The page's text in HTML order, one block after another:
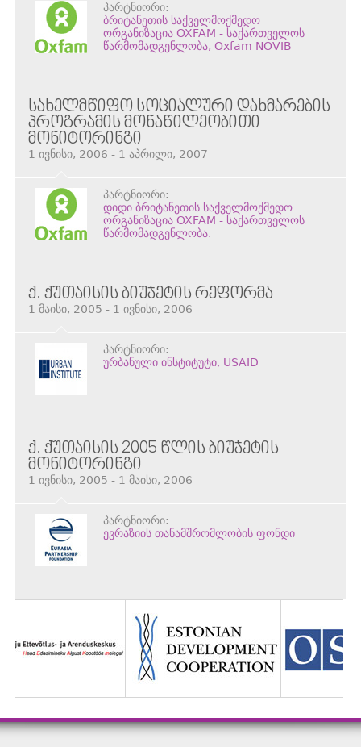
პარტნიორი:
ბრიტანეთის საქველმოქმედო
ორგანიზაცია OXFAM - საქართველოს
წარმომადგენლობა, Oxfam NOVIB
ᲡᲐᲮᲔᲚᲛᲬᲘᲤᲝ ᲡᲝᲪᲘᲐᲚᲣᲠᲘ ᲓᲐᲮᲛᲐᲠᲔᲑᲘᲡ
ᲞᲠᲝᲒᲠᲐᲛᲘᲡ ᲛᲝᲜᲐᲬᲘᲚᲔᲝᲑᲘᲗᲘ
ᲛᲝᲜᲘᲢᲝᲠᲘᲜᲒᲘ
1 ივნისი, 2006 - 1 აპრილი, 2007
პარტნიორი:
დიდი ბრიტანეთის საქველმოქმედო
ორგანიზაცია OXFAM - საქართველოს
წარმომადგენლობა.
Ქ. ᲥᲣᲗᲐᲘᲡᲘᲡ ᲑᲘᲣᲯᲔᲢᲘᲡ ᲠᲔᲤᲝᲠᲛᲐ
1 მაისი, 2005 - 1 ივნისი, 2006
პარტნიორი:
ურბანული ინსტიტუტი, USAID
Ქ. ᲥᲣᲗᲐᲘᲡᲘᲡ 2005 ᲬᲚᲘᲡ ᲑᲘᲣᲯᲔᲢᲘᲡ
ᲛᲝᲜᲘᲢᲝᲠᲘᲜᲒᲘ
1 ივნისი, 2005 - 1 მაისი, 2006
პარტნიორი:
ევრაზიის თანამშრომლობის ფონდი